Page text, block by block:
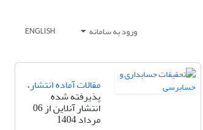
ورود به سامانه ENGLISH
مقالات آماده انتشار،
پذیرفته شده
انتشار آنلاین از 06
مرداد 1404